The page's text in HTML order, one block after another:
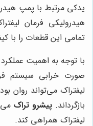
یدکی مرتبط با پمپ
هیدرولیکی فرمان
تمامی این قطعات را با
با توجه به اهمیت
صورت خرابی سیستم
لیفتراک می‌تواند روان
بازگرداند.پیشرو تراک
لیفتراک همراهی کند.